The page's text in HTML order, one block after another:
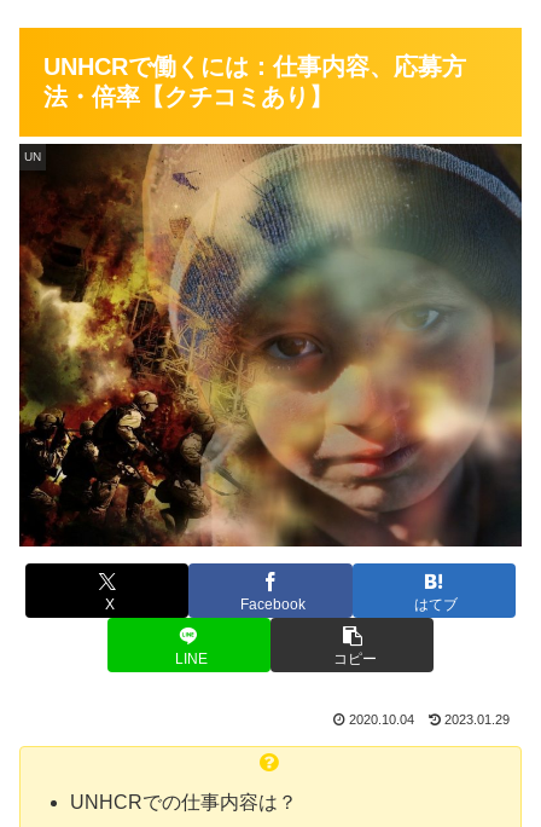
UNHCRで働くには：仕事内容、応募方
法・倍率【クチコミあり】
UN
X Facebook はてブ
LINE コピー
2020.10.04 2023.01.29
UNHCRでの仕事内容は？